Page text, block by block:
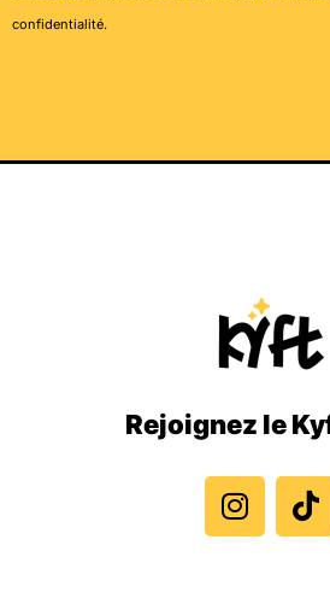
confidentialité.
Rejoignez le
n
s
t
i
k
t